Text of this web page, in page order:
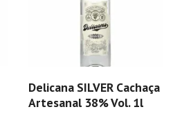
Delicana SILVER Cachaça
Artesanal 38% Vol. 1l